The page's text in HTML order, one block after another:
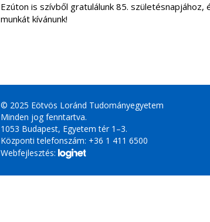
Ezúton is szívből gratulálunk 85.
munkát kívánunk!
© 2025 Eötvös Loránd Tudományegyetem
Minden jog fenntartva.
1053 Budapest, Egyetem tér 1–3.
Központi telefonszám: +36 1 411 6500
Webfejlesztés: